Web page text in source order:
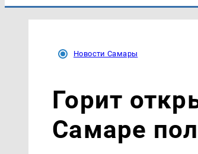
Новости Самары
Горит
Самаре